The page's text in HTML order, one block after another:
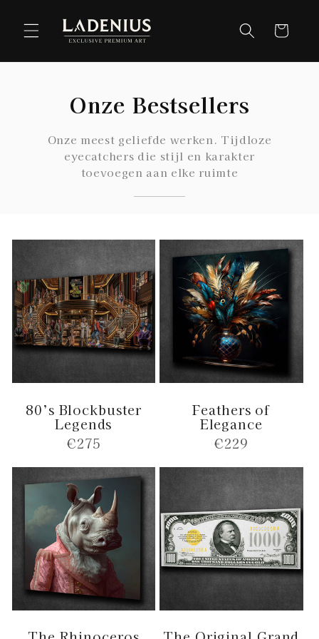
naar de
content
Onze Bestsellers
Onze meest geliefde werken. Tijdloze
eyecatchers die stijl en karakter
toevoegen aan elke ruimte
80’s Blockbuster
Legends
Normale
€275
Feathers of
Elegance
Normale
€229